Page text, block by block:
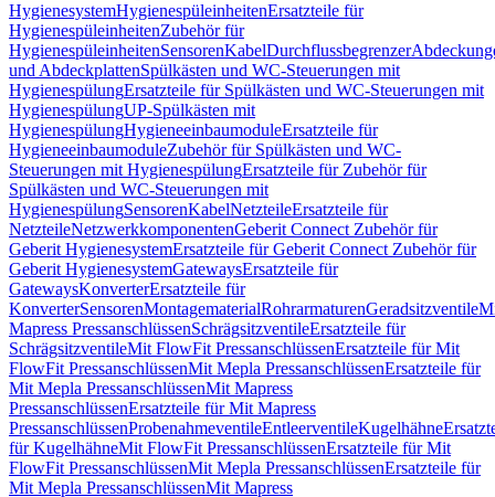
HygienesystemHygienespüleinheitenErsatzteile für
HygienespüleinheitenZubehör für
HygienespüleinheitenSensorenKabelDurchflussbegrenzer
und AbdeckplattenSpülkästen und WC-Steuerungen mit
HygienespülungErsatzteile für Spülkästen und WC-Steuerungen mit
HygienespülungUP-Spülkästen mit
HygienespülungHygieneeinbaumoduleErsatzteile für
HygieneeinbaumoduleZubehör für Spülkästen und WC-
Steuerungen mit HygienespülungErsatzteile für Zubehör für
Spülkästen und WC-Steuerungen mit
HygienespülungSensorenKabelNetzteileErsatzteile für
NetzteileNetzwerkkomponentenGeberit Connect Zubehör für
Geberit HygienesystemErsatzteile für Geberit Connect Zubehör für
Geberit HygienesystemGatewaysErsatzteile für
GatewaysKonverterErsatzteile für
KonverterSensorenMontagematerialRohrarmaturenGeradsitzventile
Mapress PressanschlüssenSchrägsitzventileErsatzteile für
SchrägsitzventileMit FlowFit PressanschlüssenErsatzteile für Mit
FlowFit PressanschlüssenMit Mepla PressanschlüssenErsatzteile für
Mit Mepla PressanschlüssenMit Mapress
PressanschlüssenErsatzteile für Mit Mapress
PressanschlüssenProbenahmeventileEntleerventileKugelhähne
für KugelhähneMit FlowFit PressanschlüssenErsatzteile für Mit
FlowFit PressanschlüssenMit Mepla PressanschlüssenErsatzteile für
Mit Mepla PressanschlüssenMit Mapress